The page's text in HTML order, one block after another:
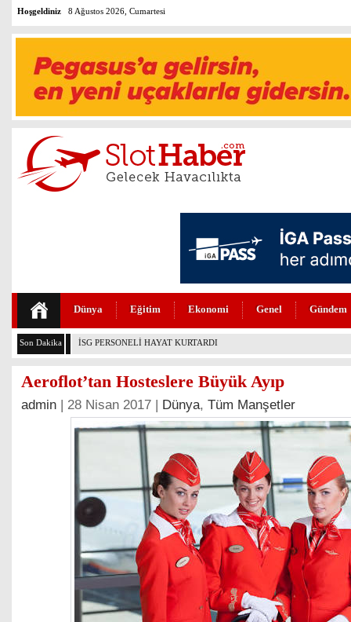
Hoşgeldiniz 8 Ağustos 2026, Cumartesi
Dünya Eğitim Ekonomi Genel Gündem
Son Dakika PEGASUS’TAN HUKUKTA YAPAY ZEKA DEVRİMİ
Aeroflot’tan Hosteslere Büyük Ayıp
admin | 28 Nisan 2017 | Dünya, Tüm Manşetler